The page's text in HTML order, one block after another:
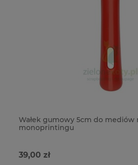
Wałek gumowy 5cm do
monoprintingu
39,00 zł